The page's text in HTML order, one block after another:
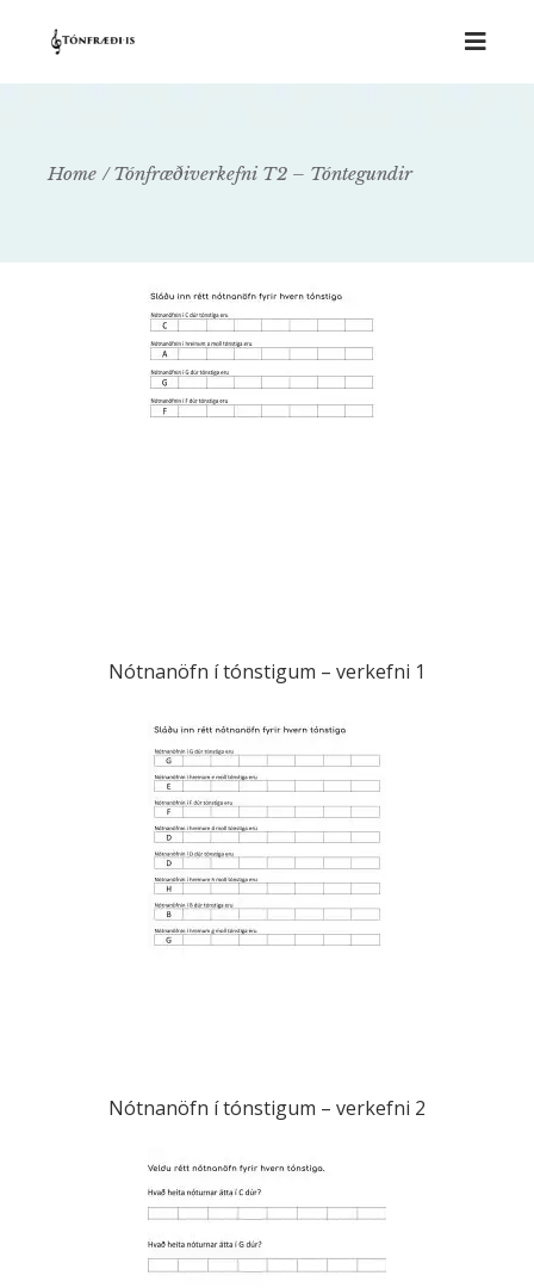
Home Tónfræðiverkefni T2 – Tóntegundir
Nótnanöfn í tónstigum – verkefni 1
Nótnanöfn í tónstigum – verkefni 2